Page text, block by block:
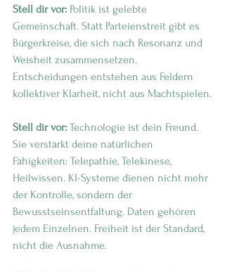
Stell dir vor: Politik ist gelebte
Gemeinschaft. Statt Parteienstreit gibt es
Bürgerkreise, die sich nach Resonanz und
Weisheit zusammensetzen.
Entscheidungen entstehen aus Feldern
kollektiver Klarheit, nicht aus Machtspielen.
Stell dir vor: Technologie ist dein Freund.
Sie verstärkt deine natürlichen
Fähigkeiten: Telepathie, Telekinese,
Heilwissen. KI-Systeme dienen nicht mehr
der Kontrolle, sondern der
Bewusstseinsentfaltung. Daten gehören
jedem Einzelnen. Freiheit ist der Standard,
nicht die Ausnahme.